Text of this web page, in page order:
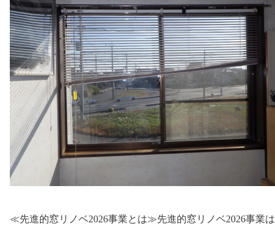
≪先進的窓リノベ2026事業とは≫先進的窓リノベ2026事業